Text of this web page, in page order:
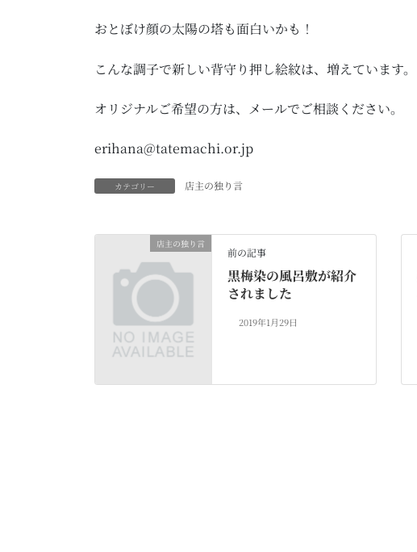
おとぼけ顔の太陽の塔も面白いかも！
こんな調子で新しい背守り押し絵紋は、増えています。
オリジナルご希望の方は、メールでご相談ください。
erihana@tatemachi.or.jp
カテゴリー 店主の独り言
店主の独り言
前の記事
黒梅染の風呂敷が紹介
されました
2019年1月29日